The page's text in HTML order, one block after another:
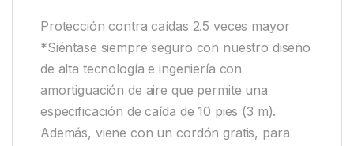
Protección contra caídas 2.5 veces mayor
*Siéntase siempre seguro con nuestro diseño
de alta tecnología e ingeniería con
amortiguación de aire que permite una
especificación de caída de 10 pies (3 m).
Además, viene con un cordón gratis, para